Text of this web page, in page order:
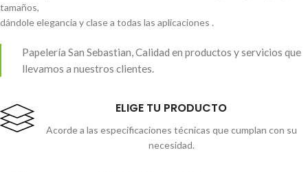
tamaños,
dándole elegancia y clase a todas las aplicaciones .
Papelería San Sebastian, Calidad en productos y servicios que
llevamos a nuestros clientes.
ELIGE TU PRODUCTO
Acorde a las especificaciones técnicas que cumplan con su
necesidad.